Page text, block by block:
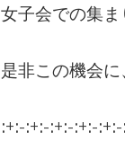
女子会での集ま
是非この機会に
:+:-:+:-:+:-:+:-